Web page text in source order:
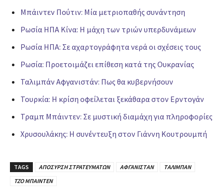
Μπάιντεν Πούτιν: Μία μετριοπαθής συνάντηση
Ρωσία ΗΠΑ Κίνα: Η μάχη των τριών υπερδυνάμεων
Ρωσία ΗΠΑ: Σε αχαρτογράφητα νερά οι σχέσεις τους
Ρωσία: Προετοιμάζει επίθεση κατά της Ουκρανίας
Ταλιμπάν Αφγανιστάν: Πως θα κυβερνήσουν
Τουρκία: Η κρίση οφείλεται ξεκάθαρα στον Ερντογάν
Τραμπ Μπάιντεν: Σε μυστική διαμάχη για πληροφορίες
Χρυσουλάκης: Η συνέντευξη στον Γιάννη Κουτρουμπή
TAGS ΑΠΟΣΥΡΣΗ ΣΤΡΑΤΕΥΜΑΤΩΝ ΑΦΓΑΝΙΣΤΑΝ
ΤΑΛΙΜΠΑΝ
ΤΖΟ ΜΠΑΙΝΤΕΝ